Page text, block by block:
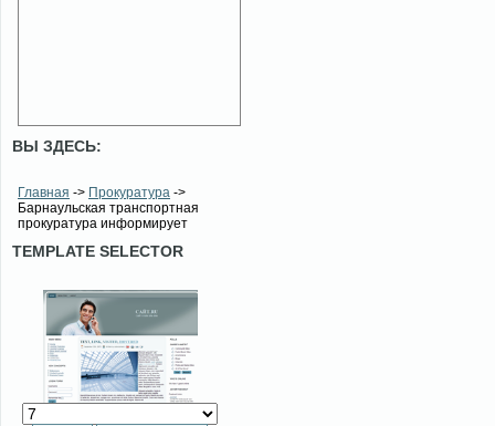
ВЫ ЗДЕСЬ:
Главная -> Прокуратура ->
Барнаульская транспортная
прокуратура информирует
TEMPLATE SELECTOR